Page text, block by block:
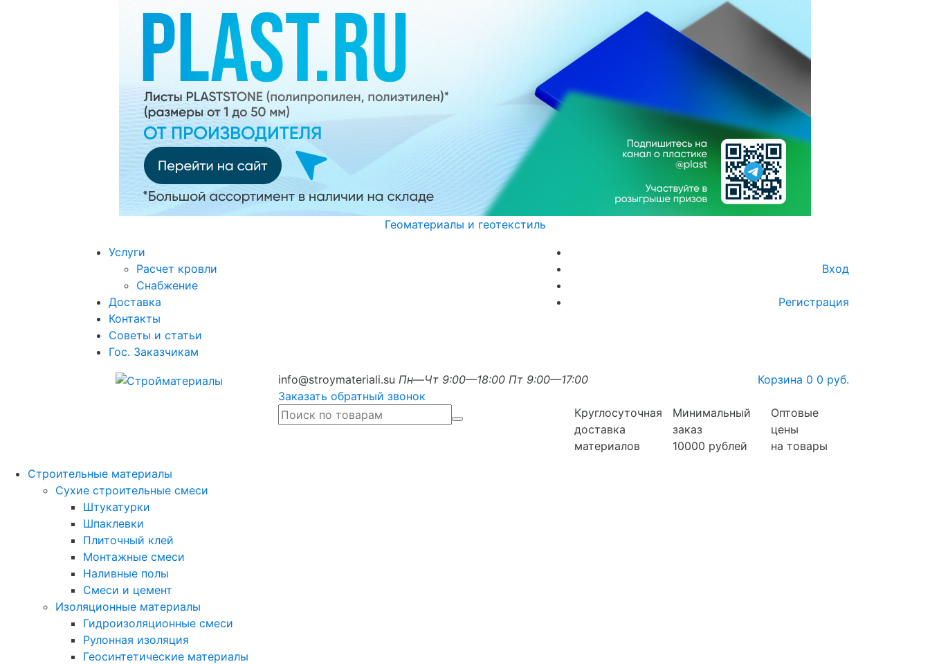
Геоматериалы и геотекстиль
Услуги
Расчет кровли
Снабжение
Доставка
Контакты
Советы и статьи
Гос. Заказчикам
Вход
Регистрация
info@stroymateriali.su Пн—Чт 9:00—18:00 Пт 9:00—17:00
Заказать обратный звонок
Корзина 0 0 руб.
Круглосуточная
доставка
материалов
Минимальный
заказ
10000 рублей
Оптовые
цены
на товары
Строительные материалы
Сухие строительные смеси
Штукатурки
Шпаклевки
Плиточный клей
Монтажные смеси
Наливные полы
Смеси и цемент
Изоляционные материалы
Гидроизоляционные смеси
Рулонная изоляция
Геосинтетические материалы